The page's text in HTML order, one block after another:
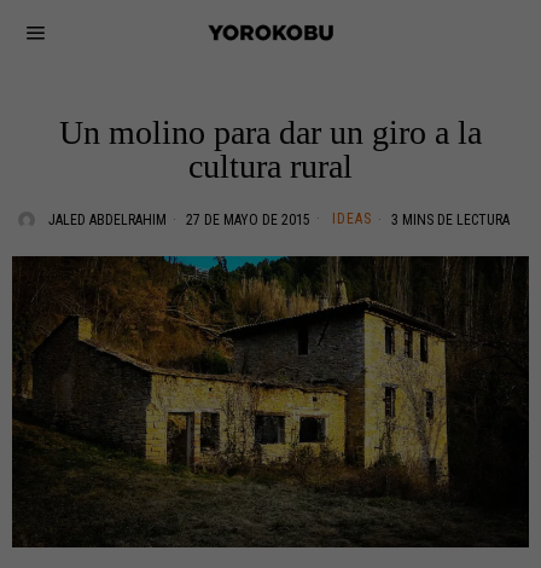
Un molino para dar un giro a la
cultura rural
JALED ABDELRAHIM 27 DE MAYO DE 2015 IDEAS 3 MINS DE LECTURA